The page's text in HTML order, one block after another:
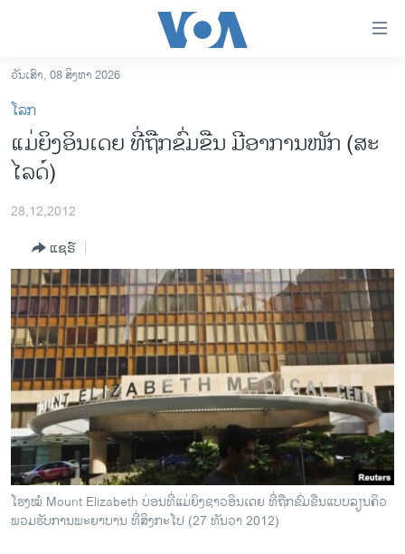
ເຂົ້າ
ຫາ
ຂ້າມ
ຂ້າມ
ຫາ
ລາວ
ອາເມຣິກາ
ຂ່າວ​ຈີນ
ໂລກ
ເອເຊຍ
ອິດສະຫຼະພາບດ້ານການຂ່າວ
ຊີວິດຊາວລາວ
ຊຸມຊົນຊາວລາວ
ວິທະຍາສາດ-ເທັກໂນໂລຈີ
ທຸລະກິດ
ພາສາອັງກິດ
ວີດີໂອ
ວັນເສົາ, 08 ສິງຫາ 2026
ໂລກ
ແມ່ຍິງອິນເດຍ ທີ່ຖືກຂົ່ມຂືນ ມີອາການໜັກ (ສະ
ໄລດ໌)
28,12,2012
ແຊຣ໌
ໂຮງໝໍ Mount Elizabeth ບ່ອນທີ່ແມ່ຍິງຊາວອິນເດຍ ທີ່ຖືກຂົ່ມຂືນແບບລຽນຄິວ
ພວມຮັບການພະຍາບານ ທີ່ສິງກະໂປ (27 ທັນວາ 2012)